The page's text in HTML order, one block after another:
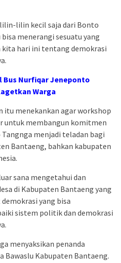
lilin kecil saja dari Bonto
menerangi sesuatu yang
hari ini tentang demokrasi
Bus Nurfiqar Jeneponto
Warga
menekankan agar workshop
untuk membangun komitmen
menjadi teladan bagi
Bantaeng, bahkan kabupaten
sana mengetahui dan
di Kabupaten Bantaeng yang
yang bisa
sistem politik dan demokrasi
menyaksikan penanda
Bawaslu Kabupaten Bantaeng.